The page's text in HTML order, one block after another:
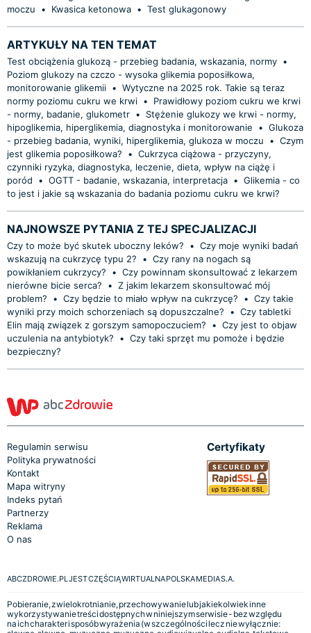
moczu
• Kwasica ketonowa • Test glukagonowy
ARTYKUŁY NA TEN TEMAT
Test obciążenia glukozą - przebieg badania, wskazania, normy •
Poziom glukozy na czczo - wysoka glikemia poposiłkowa,
monitorowanie glikemii • Wytyczne na 2025 rok. Takie są teraz
normy poziomu cukru we krwi •
Prawidłowy poziom cukru we krwi
- normy, badanie, glukometr •
Stężenie glukozy we krwi - normy,
hipoglikemia, hiperglikemia, diagnostyka i monitorowanie
• Glukoza
- przebieg badania, wyniki, hiperglikemia, glukoza w moczu
• Czym
jest glikemia poposiłkowa?
• Cukrzyca ciążowa - przyczyny,
czynniki ryzyka, diagnostyka, leczenie, dieta, wpływ na ciążę i
poród
• OGTT - badanie, wskazania, interpretacja • Glikemia - co
to jest i jakie są wskazania do badania poziomu cukru we krwi?
NAJNOWSZE PYTANIA Z TEJ SPECJALIZACJI
Czy to może być skutek uboczny leków? • Czy moje wyniki badań
wskazują na cukrzycę typu 2?
• Czy rany na nogach są
powikłaniem cukrzycy?
• Czy powinnam skonsultować z lekarzem
nierówne bicie serca?
• Z jakim lekarzem skonsultować mój
problem?
• Czy będzie to miało wpływ na cukrzycę? • Czy takie
wyniki przy moich schorzeniach są dopuszczalne?
• Czy tabletki
Elin mają związek z gorszym samopoczuciem?
• Czy jest to objaw
uczulenia na antybiotyk?
• Czy taki sprzęt mu pomoże i będzie
bezpieczny?
Regulamin serwisu
Polityka prywatności
Kontakt
Mapa witryny
Indeks pytań
Partnerzy
Reklama
O nas
Certyfikaty
ABCZDROWIE.PL JEST CZĘŚCIĄ WIRTUALNA POLSKA MEDIA S.A.
Pobieranie, zwielokrotnianie, przechowywanie lub jakiekolwiek inne
wykorzystywanie treści dostępnych w niniejszym serwisie - bez względu
na ich charakter i sposób wyrażenia (w szczególności lecz nie wyłącznie: